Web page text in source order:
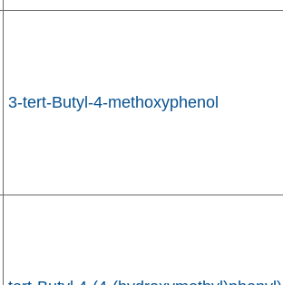
3-tert-Butyl-4-methoxyphenol